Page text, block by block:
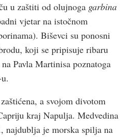
u zaštiti od olujnoga garbina
vjetar na istočnom
Biševci su ponosni
koji se pripisuje ribaru
Pavla Martinisa poznatoga
a svojom divotom
kraj Napulja. Medvedina
najdublja je morska spilja na